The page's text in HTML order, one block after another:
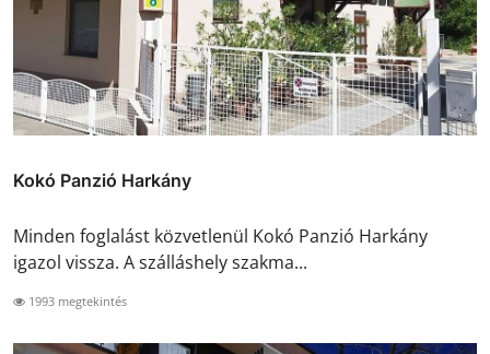
Kokó Panzió Harkány
Minden foglalást közvetlenül Kokó Panzió Harkány
igazol vissza. A szálláshely szakma...
1993 megtekintés